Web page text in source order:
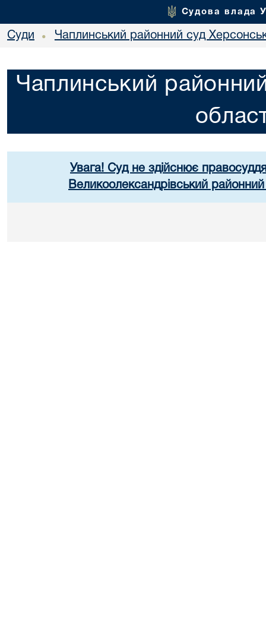
Судова влада
Суди • Чаплинський районний суд
Чаплинський
Увага! Суд не здійснює
Великоолександрівський